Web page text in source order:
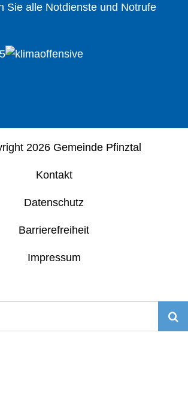
Sie alle Notdienste und Notrufe
2026 Gemeinde Pfinztal
Kontakt
Datenschutz
Barrierefreiheit
Impressum